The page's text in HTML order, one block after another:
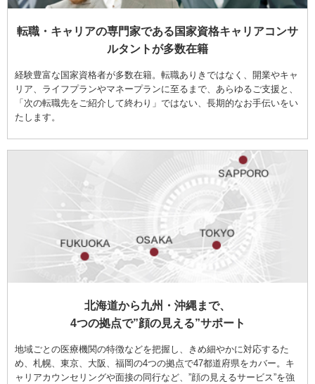
転職・キャリアの専門家である国家資格キャリアコンサ
ルタントが多数在籍
経験豊富な国家資格者が多数在籍。転職ありきではなく、開業やキャ
リア、ライフプランやマネープランに至るまで、あらゆるご支援と、
「次の転職先をご紹介して終わり」ではない、長期的なお手伝いをい
たします。
北海道から九州・沖縄まで、
4つの拠点で”顔の見える”サポート
地域ごとの医療機関の特徴などを把握し、きめ細やかに対応するた
め、札幌、東京、大阪、福岡の4つの拠点で47都道府県をカバー。キ
ャリアカウンセリングや面接の同行など、”顔の見えるサービス”を強